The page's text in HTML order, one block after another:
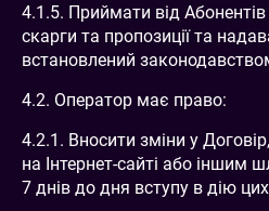
4.1.5. Приймати від
скарги та пропозиції та
встановлений
4.2. Оператор має право:
4.2.1. Вносити зміни у
на Інтернет-сайті або іншим
7 днів до дня вступу в дію